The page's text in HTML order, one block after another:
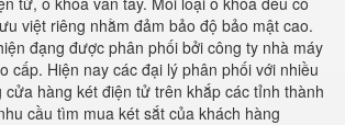
việt riêng nhằm đảm bảo độ bảo mật cao.
đạng được phân phối bởi công ty nhà máy
cấp. Hiện nay các đại lý phân phối với nhiều
cửa hàng két điện tử trên khắp các tỉnh thành
cầu tìm mua két sắt của khách hàng